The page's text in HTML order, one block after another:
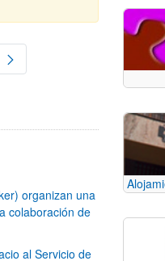
Use TAB para
organizan una
colaboración de
al Servicio de